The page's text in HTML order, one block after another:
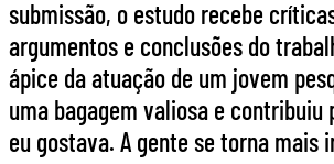
submissão, o estudo recebe
argumentos e conclusões do
ápice da atuação de um jovem
uma bagagem valiosa e
eu gostava. A gente se torna mais